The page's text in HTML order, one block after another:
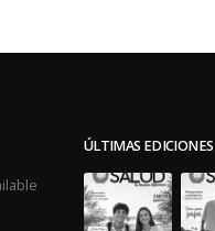
ÚLTIMAS EDICIONES